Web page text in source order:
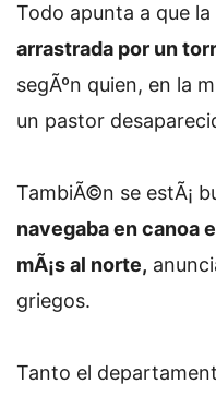
Todo apunta a que la
arrastrada por un
segÃºn quien, en la
un pastor
TambiÃ©n se estÃ¡
navegaba en canoa
mÃ¡s al norte,
griegos.
Tanto el